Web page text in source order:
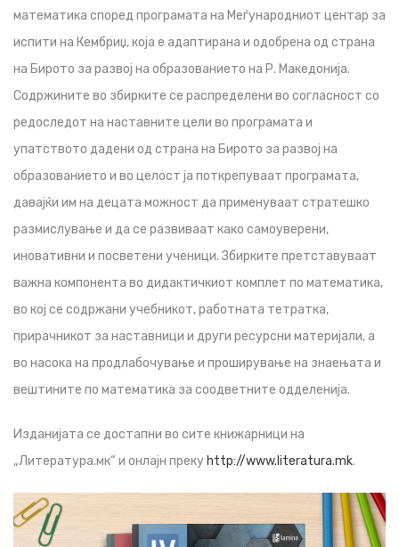
математика според програмата на Меѓународниот центар за
испити на Кембриџ, која е адаптирана и одобрена од страна
на Бирото за развој на образованието на Р. Македонија.
Содржините во збирките се распределени во согласност со
редоследот на наставните цели во програмата и
упатството дадени од страна на Бирото за развој на
образованието и во целост ја поткрепуваат програмата,
давајќи им на децата можност да применуваат стратешко
размислување и да се развиваат како самоуверени,
иновативни и посветени ученици. Збирките претставуваат
важна компонента во дидактичкиот комплет по математика,
во кој се содржани учебникот, работната тетратка,
прирачникот за наставници и други ресурсни материјали, а
во насока на продлабочување и проширување на знаењата и
вештините по математика за соодветните одделенија.
Изданијата се достапни во сите книжарници на
„Литература.мк“ и онлајн преку http://www.literatura.mk.